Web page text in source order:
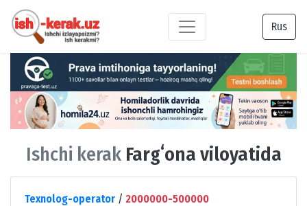
Rus
Ishchi kerak Fargʻona viloyatida
Texnolog-operator / 2000000-500000